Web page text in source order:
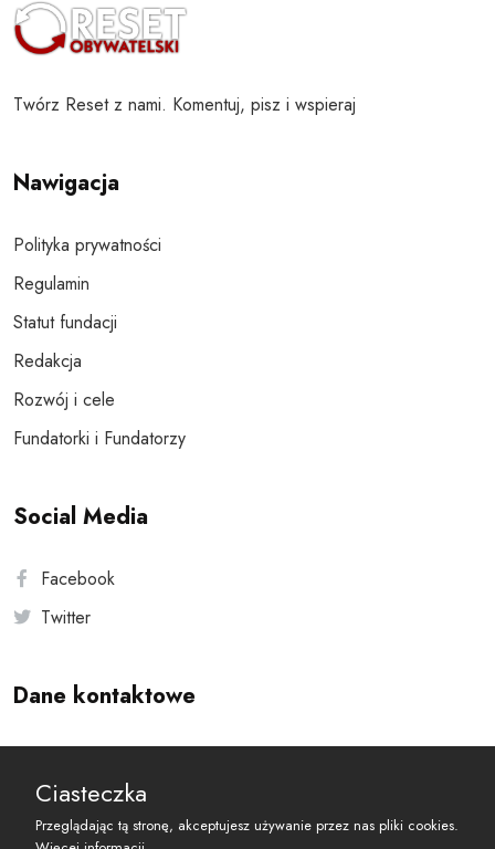
Twórz Reset z nami. Komentuj, pisz i wspieraj
Nawigacja
Polityka prywatności
Regulamin
Statut fundacji
Redakcja
Rozwój i cele
Fundatorki i Fundatorzy
Social Media
Facebook
Twitter
Dane kontaktowe
reset@resetobywatelski.pl
Ciasteczka
Przeglądając tą stronę, akceptujesz używanie przez nas pliki cookies.